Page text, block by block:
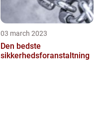
03 march 2023
Den bedste
sikkerhedsforanstaltning